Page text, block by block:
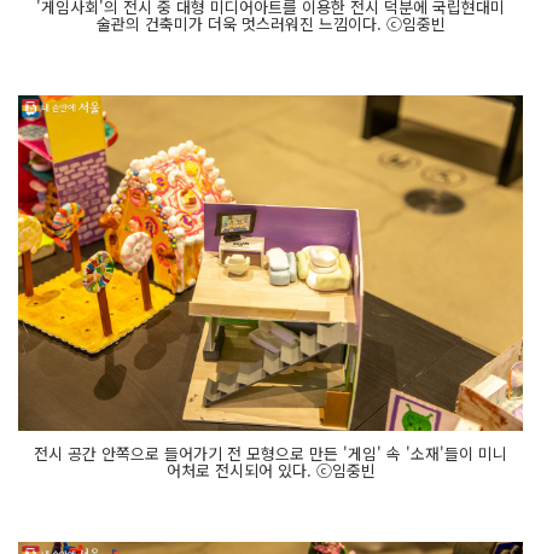
'게임사회'의 전시 중 대형 미디어아트를 이용한 전시 덕분에 국립현대미
술관의 건축미가 더욱 멋스러워진 느낌이다. ⓒ임중빈
전시 공간 안쪽으로 들어가기 전 모형으로 만든 '게임' 속 '소재'들이 미니
어처로 전시되어 있다. ⓒ임중빈